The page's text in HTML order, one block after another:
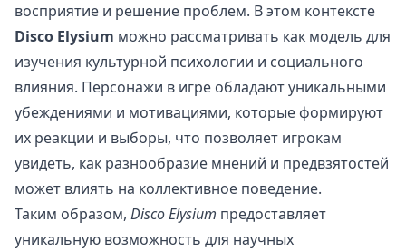
восприятие и решение проблем. В этом контексте
Disco Elysium можно рассматривать как модель для
изучения культурной психологии и социального
влияния. Персонажи в игре обладают уникальными
убеждениями и мотивациями, которые формируют
их реакции и выборы, что позволяет игрокам
увидеть, как разнообразие мнений и предвзятостей
может влиять на коллективное поведение.
Таким образом, Disco Elysium предоставляет
уникальную возможность для научных